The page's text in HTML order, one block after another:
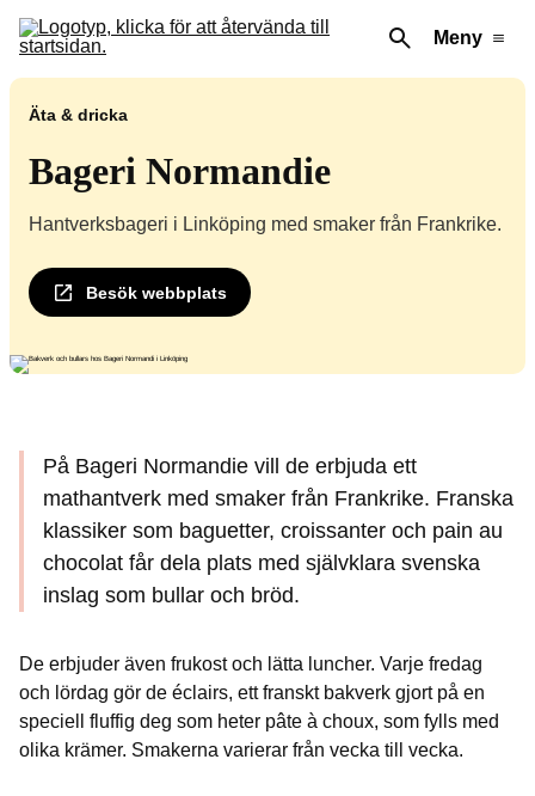
Meny
Äta & dricka
Bageri Normandie
Hantverksbageri i Linköping med smaker från Frankrike.
Besök webbplats
På Bageri Normandie vill de erbjuda ett
mathantverk med smaker från Frankrike. Franska
klassiker som baguetter, croissanter och pain au
chocolat får dela plats med självklara svenska
inslag som bullar och bröd.
De erbjuder även frukost och lätta luncher. Varje fredag
och lördag gör de éclairs, ett franskt bakverk gjort på en
speciell fluffig deg som heter pâte à choux, som fylls med
olika krämer. Smakerna varierar från vecka till vecka.